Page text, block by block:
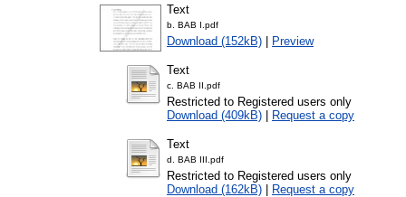
Text
b. BAB I.pdf
Download (152kB) | Preview
Text
c. BAB II.pdf
Restricted to Registered users only
Download (409kB) | Request a copy
Text
d. BAB III.pdf
Restricted to Registered users only
Download (162kB) | Request a copy